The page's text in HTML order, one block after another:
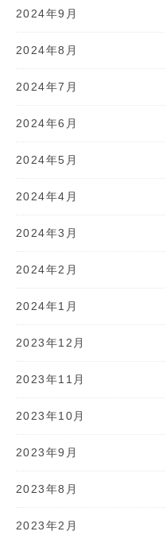
2024年9月
2024年8月
2024年7月
2024年6月
2024年5月
2024年4月
2024年3月
2024年2月
2024年1月
2023年12月
2023年11月
2023年10月
2023年9月
2023年8月
2023年2月